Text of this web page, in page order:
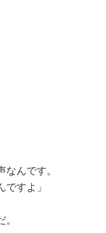
んです。
すよ」